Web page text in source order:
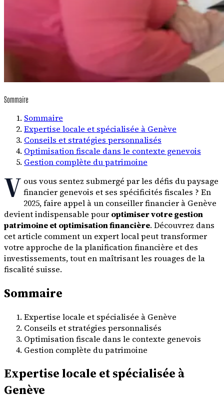
Sommaire
Sommaire
Expertise locale et spécialisée à Genève
Conseils et stratégies personnalisés
Optimisation fiscale dans le contexte genevois
Gestion complète du patrimoine
V ous vous sentez submergé par les défis du paysage
financier genevois et ses spécificités fiscales ? En
2025, faire appel à un conseiller financier à Genève
devient indispensable pour optimiser votre gestion
patrimoine et optimisation financière. Découvrez dans
cet article comment un expert local peut transformer
votre approche de la planification financière et des
investissements, tout en maîtrisant les rouages de la
fiscalité suisse.
Sommaire
Expertise locale et spécialisée à Genève
Conseils et stratégies personnalisés
Optimisation fiscale dans le contexte genevois
Gestion complète du patrimoine
Expertise locale et spécialisée à
Genève